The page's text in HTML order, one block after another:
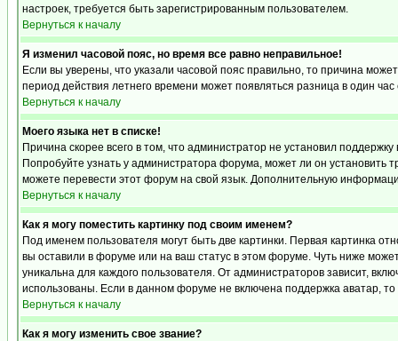
настроек, требуется быть зарегистрированным пользователем.
Вернуться к началу
Я изменил часовой пояс, но время все равно неправильное!
Если вы уверены, что указали часовой пояс правильно, то причина
период действия летнего времени может появляться разница в один
Вернуться к началу
Моего языка нет в списке!
Причина скорее всего в том, что администратор не установил
Попробуйте узнать у администратора форума, может ли он установить
можете перевести этот форум на свой язык. Дополнительную
Вернуться к началу
Как я могу поместить картинку под своим именем?
Под именем пользователя могут быть две картинки. Первая картинка
вы оставили в форуме или на ваш статус в этом форуме. Чуть ниже
уникальна для каждого пользователя. От администраторов зависит,
использованы. Если в данном форуме не включена поддержка аватар,
Вернуться к началу
Как я могу изменить свое звание?